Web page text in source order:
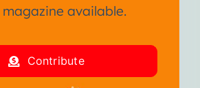
available.
Contribute